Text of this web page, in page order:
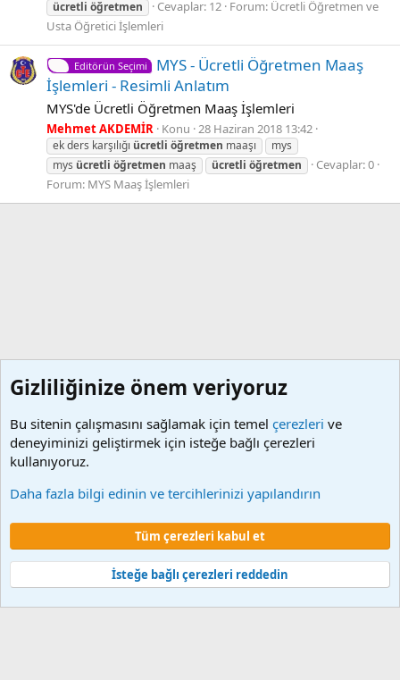
ücretli öğretmen Cevaplar: 12 Forum: Ücretli Öğretmen ve
Usta Öğretici İşlemleri
Editörün Seçimi
MYS - Ücretli Öğretmen Maaş
İşlemleri - Resimli Anlatım
MYS'de Ücretli Öğretmen Maaş İşlemleri
Mehmet AKDEMİR Konu 28 Haziran 2018 13:42
ek ders karşılığı ücretli öğretmen maaşı
mys
mys ücretli öğretmen maaş ücretli öğretmen
Cevaplar: 0
Forum: MYS Maaş İşlemleri
Çerezler
Şartlar ve kurallar
Gizlilik politikası Yardım Ana sayfa
Community platform by XenForo © 2010-2024 XenForo Ltd.
Türkçe yama 🇹🇷 [XGT] Yazılım ve web hizmetleri 2014-2024
Gizliliğinize önem veriyoruz
Bu sitenin çalışmasını sağlamak için temel çerezleri ve
deneyiminizi geliştirmek için isteğe bağlı çerezleri
kullanıyoruz.
Daha fazla bilgi edinin ve tercihlerinizi yapılandırın
Tüm çerezleri kabul et
İsteğe bağlı çerezleri reddedin